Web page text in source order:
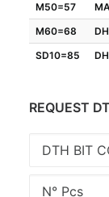
M50=57
M60=68
SD10=85
REQUEST